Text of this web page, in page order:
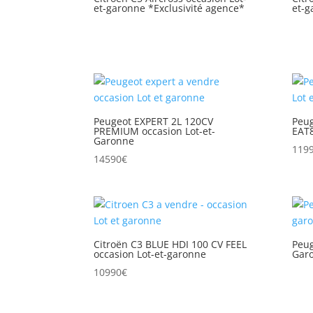
et-garonne *Exclusivité agence* et-
Peugeot EXPERT 2L 120CV
PREMIUM occasion Lot-et-
Garonne
14590€
Citroën C3 BLUE HDI 100 CV FEEL
occasion Lot-et-garonne
10990€